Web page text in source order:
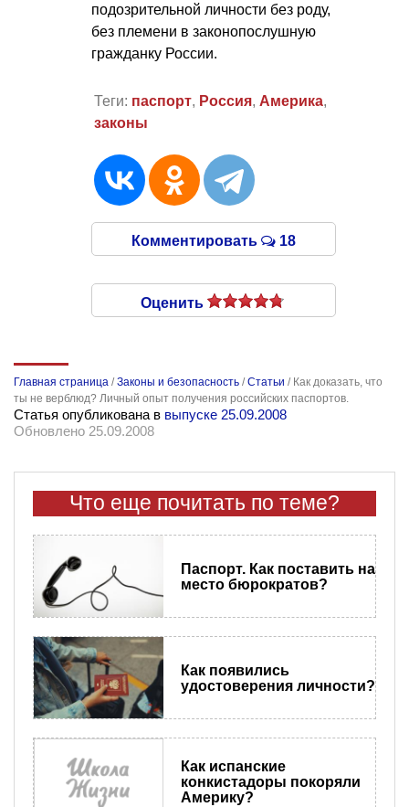
подозрительной личности без роду,
без племени в законопослушную
гражданку России.
Теги: паспорт, Россия, Америка,
законы
Комментировать 18
Оценить
Главная страница /Законы и безопасность /Статьи / Как доказать, что
ты не верблюд? Личный опыт получения российских паспортов.
Статья опубликована в выпуске 25.09.2008
Обновлено 25.09.2008
Что еще почитать по теме?
Паспорт. Как поставить на
место бюрократов?
Как появились
удостоверения личности?
Как испанские
конкистадоры покоряли
Америку?